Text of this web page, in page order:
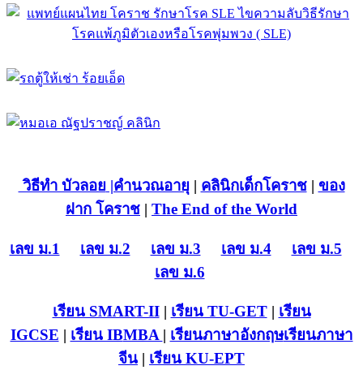
วิธีทำ บัวลอย |คำนวณอายุ | คลินิกเด็กโคราช| ของ
ฝาก โคราช | The End of the World
เลข ม.1 เลข ม.2 เลข ม.3 เลข ม.4
เลข ม.5
เลข ม.6
เรียน SMART-II| เรียน TU-GET| เรียน
IGCSE | เรียน IBMBA | เรียนภาษาอังกฤษเรียนภาษา
จีน | เรียน KU-EPT